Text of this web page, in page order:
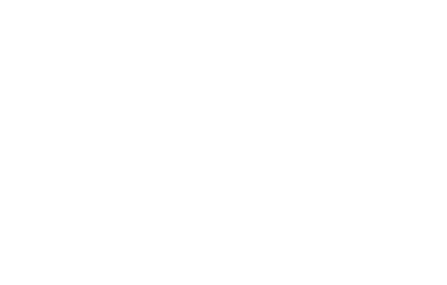
de specifieke kenmerken van een
dan is het rentegedeelte hoog; tegen het